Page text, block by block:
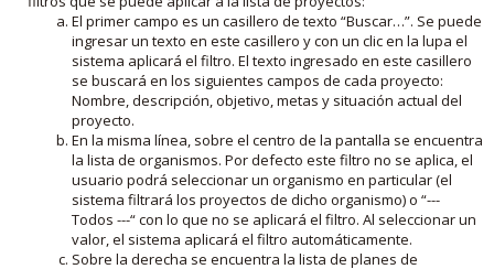
El primer campo es un casillero de texto “Buscar…”. Se puede
ingresar un texto en este casillero y con un clic en la lupa el
sistema aplicará el filtro. El texto ingresado en este casillero
se buscará en los siguientes campos de cada proyecto:
Nombre, descripción, objetivo, metas y situación actual del
proyecto.
En la misma línea, sobre el centro de la pantalla se encuentra
la lista de organismos. Por defecto este filtro no se aplica, el
usuario podrá seleccionar un organismo en particular (el
sistema filtrará los proyectos de dicho organismo) o “---
Todos ---“ con lo que no se aplicará el filtro. Al seleccionar un
valor, el sistema aplicará el filtro automáticamente.
Sobre la derecha se encuentra la lista de planes de